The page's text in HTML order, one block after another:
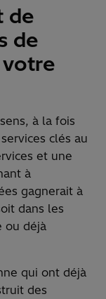
de
de
votre
à la fois
clés au
et une
à
gagnerait à
dans les
ou déjà
qui ont déjà
des